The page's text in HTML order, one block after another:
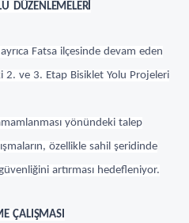
DÜZENLEMELERİ
Fatsa ilçesinde devam eden
2. ve 3. Etap Bisiklet Yolu Projeleri
yönündeki talep
özellikle sahil şeridinde
artırması hedefleniyor.
ÇALIŞMASI